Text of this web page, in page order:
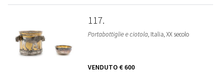
117
Portabottiglie e ciotola, Italia, XX secolo
VENDUTO € 600